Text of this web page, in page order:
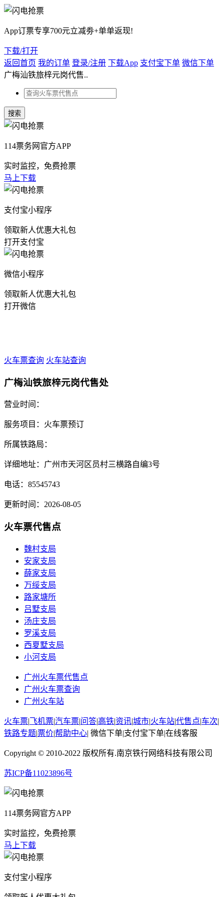
App订票专享700元立减劵+单单返现!
下载/打开
返回首页 我的订单 登录/注册 下载App 支付宝下单 微信下单
广梅汕铁旅梓元岗代售..
114票务网官方APP
实时监控，免费抢票
马上下载
支付宝小程序
领取新人优惠大礼包
打开支付宝
微信小程序
领取新人优惠大礼包
打开微信
火车票查询 火车站查询
广梅汕铁旅梓元岗代售处
营业时间：
服务项目：火车票预订
所属铁路局：
详细地址：广州市天河区员村三横路自编3号
电话：85545743
更新时间：2026-08-05
火车票代售点
魏村支局
安家支局
薛家支局
万绥支局
路家塘所
吕墅支局
汤庄支局
罗溪支局
西夏墅支局
小河支局
广州火车票代售点
广州火车票查询
广州火车站
火车票|飞机票|汽车票|问答|高铁|资讯|城市|火车站|代售点|车次|
铁路专题|票价|帮助中心| 微信下单|支付宝下单|在线客服
Copyright © 2010-2022 版权所有.南京铁行网络科技有限公司
苏ICP备11023896号
114票务网官方APP
实时监控，免费抢票
马上下载
支付宝小程序